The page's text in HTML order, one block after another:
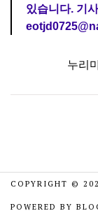
있습니다. 기
누리
COPYRIGHT ©
POWERED BY